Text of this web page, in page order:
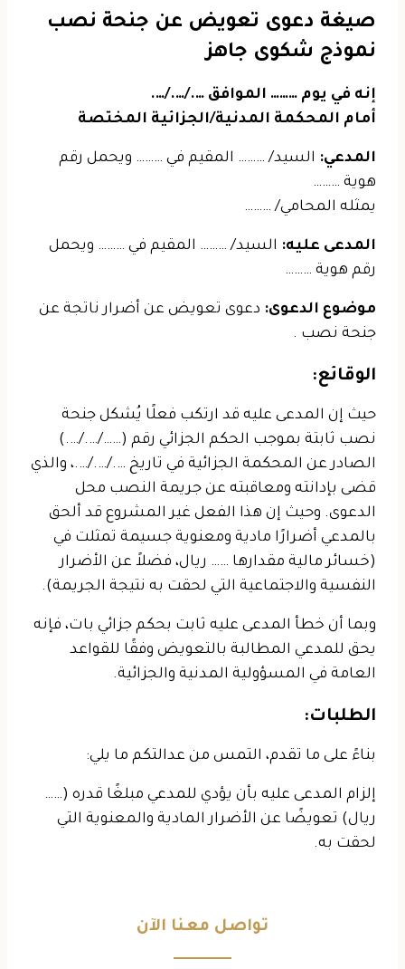
صيغة دعوى تعويض عن جنحة نصب
نموذج شكوى جاهز
إنه في يوم ……… الموافق …./…./….
أمام المحكمة المدنية/الجزائية المختصة
المدعي: السيد/ ……… المقيم في ……… ويحمل رقم
هوية ………
يمثله المحامي/ ………
المدعى عليه: السيد/ ……… المقيم في ……… ويحمل
رقم هوية ………
موضوع الدعوى: دعوى تعويض عن أضرار ناتجة عن
جنحة نصب .
الوقائع:
حيث إن المدعى عليه قد ارتكب فعلًا يُشكل جنحة
نصب ثابتة بموجب الحكم الجزائي رقم (……/…./….)
الصادر عن المحكمة الجزائية في تاريخ …./…./….، والذي
قضى بإدانته ومعاقبته عن جريمة النصب محل
الدعوى. وحيث إن هذا الفعل غير المشروع قد ألحق
بالمدعي أضرارًا مادية ومعنوية جسيمة تمثلت في
(خسائر مالية مقدارها …… ريال، فضلاً عن الأضرار
النفسية والاجتماعية التي لحقت به نتيجة الجريمة).
وبما أن خطأ المدعى عليه ثابت بحكم جزائي بات، فإنه
يحق للمدعي المطالبة بالتعويض وفقًا للقواعد
العامة في المسؤولية المدنية والجزائية.
الطلبات:
بناءً على ما تقدم، التمس من عدالتكم ما يلي:
إلزام المدعى عليه بأن يؤدي للمدعي مبلغًا قدره (……
ريال) تعويضًا عن الأضرار المادية والمعنوية التي
لحقت به.
تواصل معنا الآن